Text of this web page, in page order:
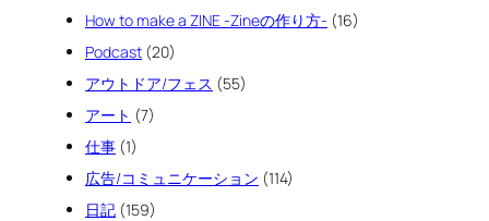
How to make a ZINE -Zineの作り方- (16)
Podcast (20)
アウトドア/フェス (55)
アート (7)
仕事 (1)
広告/コミュニケーション (114)
日記 (159)